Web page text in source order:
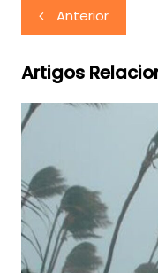
Navegação
de
Post
Anterior
Artigos